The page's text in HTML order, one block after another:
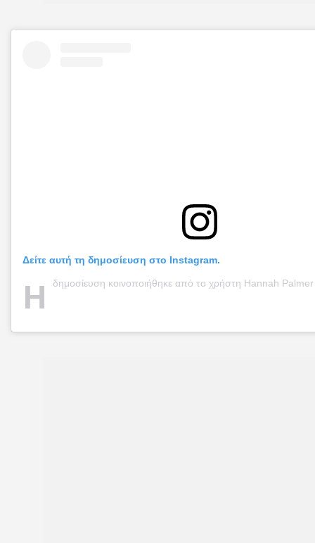
Δείτε αυτή τη δημοσίευση στο Instagram.
Η δημοσίευση κοινοποιήθηκε από το χρήστη Hannah Palmer